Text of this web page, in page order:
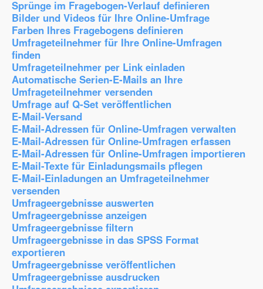
Sprünge im Fragebogen-Verlauf definieren
Bilder und Videos für Ihre Online-Umfrage
Farben Ihres Fragebogens definieren
Umfrageteilnehmer für Ihre Online-Umfragen
finden
Umfrageteilnehmer per Link einladen
Automatische Serien-E-Mails an Ihre
Umfrageteilnehmer versenden
Umfrage auf Q-Set veröffentlichen
E-Mail-Versand
E-Mail-Adressen für Online-Umfragen verwalten
E-Mail-Adressen für Online-Umfragen erfassen
E-Mail-Adressen für Online-Umfragen importieren
E-Mail-Texte für Einladungsmails pflegen
E-Mail-Einladungen an Umfrageteilnehmer
versenden
Umfrageergebnisse auswerten
Umfrageergebnisse anzeigen
Umfrageergebnisse filtern
Umfrageergebnisse in das SPSS Format
exportieren
Umfrageergebnisse veröffentlichen
Umfrageergebnisse ausdrucken